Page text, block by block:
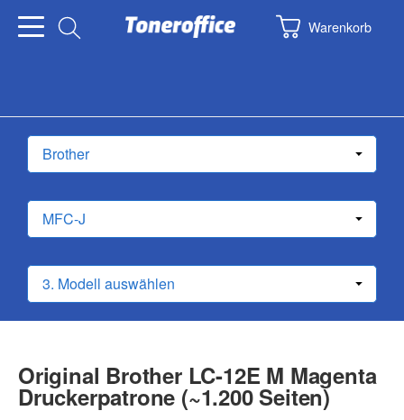
Warenkorb
Original Brother LC-12E M Magenta
Druckerpatrone (~1.200 Seiten)